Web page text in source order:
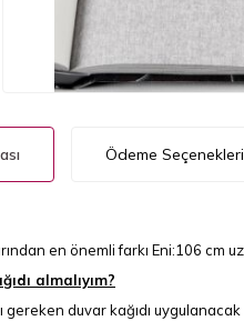
Ödeme Seçenekleri
en önemli farkı Eni:106 cm
almalıyım?
gereken duvar kağıdı